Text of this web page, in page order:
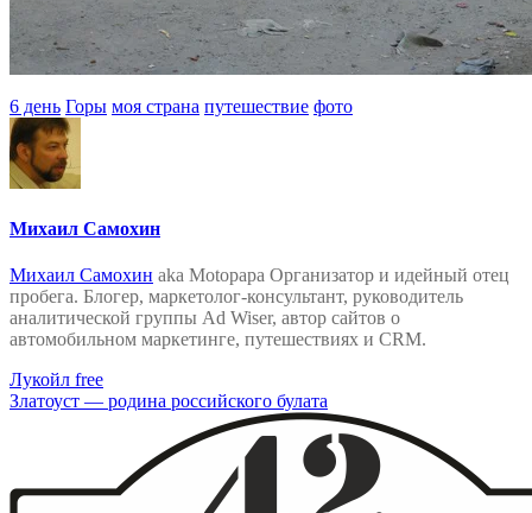
6 день Горы моя страна путешествие фото
Михаил Самохин
Михаил Самохин aka Motopapa Организатор и идейный отец
пробега. Блогер, маркетолог-консультант, руководитель
аналитической группы Ad Wiser, автор сайтов о
автомобильном маркетинге, путешествиях и CRM.
Навигация
по
Лукойл free
Златоуст — родина российского булата